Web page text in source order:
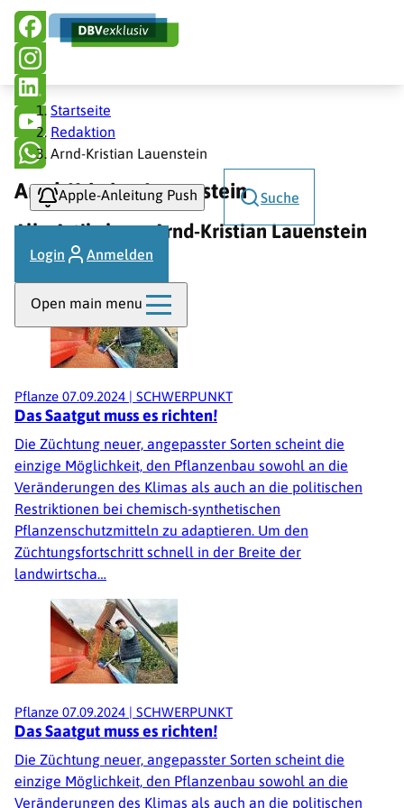
Direkt
zum
Inhalt
Hauptnavigation
Apple-Anleitung Push Suche
Login Anmelden
Open main menu
Pfadnavigation
Startseite
Redaktion
Arnd-Kristian Lauenstein
Arnd-Kristian Lauenstein
Alle Artikel von Arnd-Kristian Lauenstein
(1)
Pflanze 07.09.2024 | SCHWERPUNKT
Das Saatgut muss es richten!
Die Züchtung neuer, angepasster Sorten scheint die
einzige Möglichkeit, den Pflanzenbau sowohl an die
Veränderungen des Klimas als auch an die politischen
Restriktionen bei chemisch-synthetischen
Pflanzenschutzmitteln zu adaptieren. Um den
Züchtungsfortschritt schnell in der Breite der
landwirtscha…
Pflanze 07.09.2024 | SCHWERPUNKT
Das Saatgut muss es richten!
Die Züchtung neuer, angepasster Sorten scheint die
einzige Möglichkeit, den Pflanzenbau sowohl an die
Veränderungen des Klimas als auch an die politischen